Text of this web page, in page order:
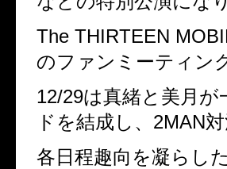
The THIRTEEN
のファンミーティン
12/29は真緒と美月
ドを結成し、2MAN対
各日程趣向を凝らし